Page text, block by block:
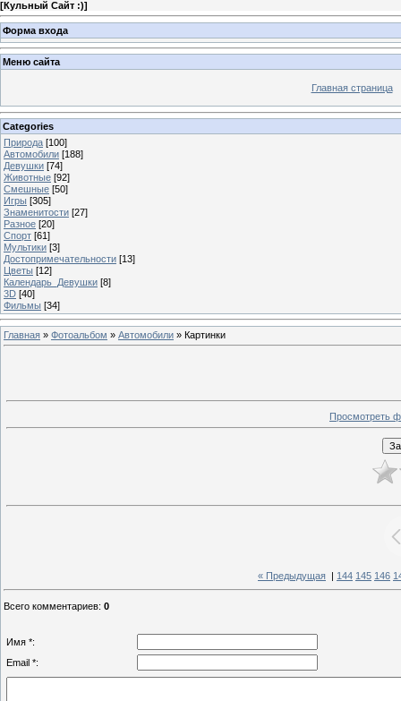
[Кульный Сайт :)]
Форма входа
Меню сайта
Главная страница
Categories
Природа [100]
Автомобили [188]
Девушки [74]
Животные [92]
Смешные [50]
Игры [305]
Знаменитости [27]
Разное [20]
Спорт [61]
Мультики [3]
Достопримечательности [13]
Цветы [12]
Календарь_Девушки [8]
3D [40]
Фильмы [34]
Главная » Фотоальбом » Автомобили » Картинки
Просмотреть
« Предыдущая 144 145 146
Всего комментариев: 0
Имя *:
Email *: